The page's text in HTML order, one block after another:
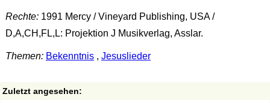
Rechte:1991 Mercy / Vineyard Publishing, USA /
D,A,CH,FL,L: Projektion J Musikverlag, Asslar.
Themen: Bekenntnis, Jesuslieder
Zuletzt angesehen: